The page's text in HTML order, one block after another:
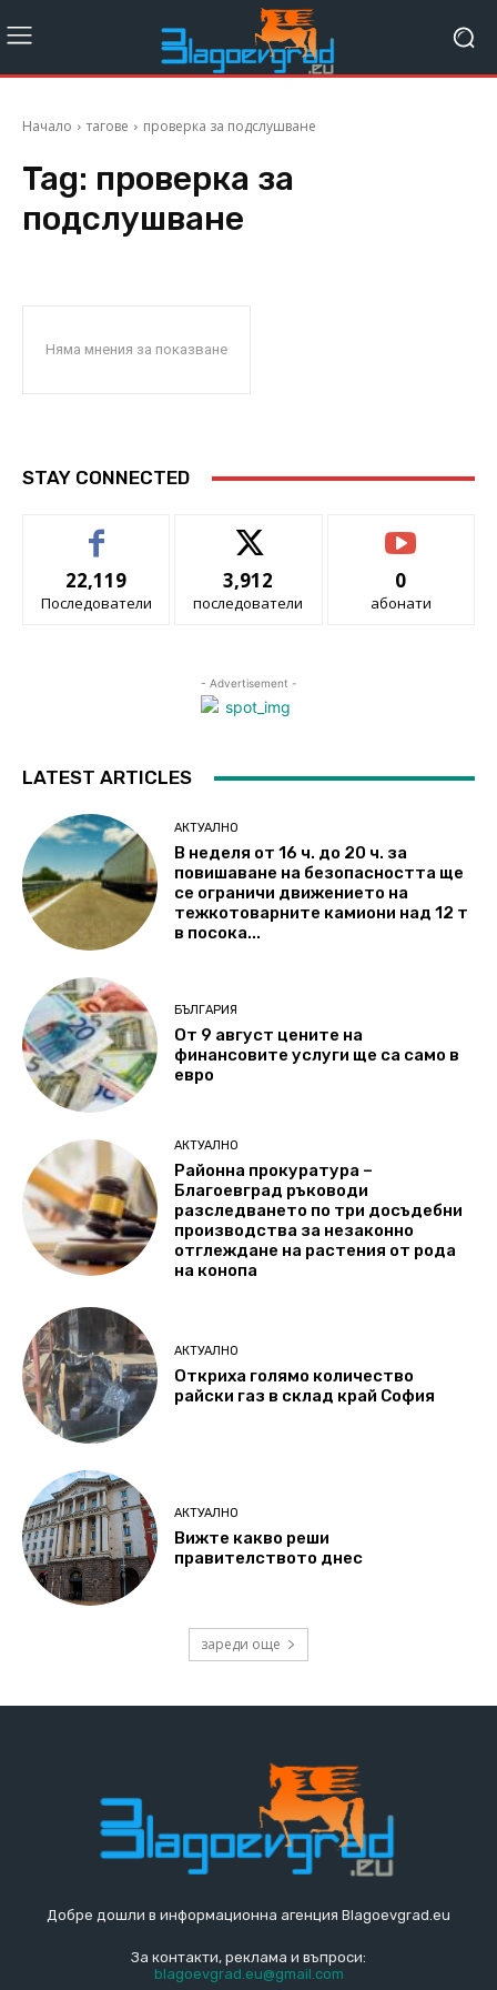
Начало тагове проверка за подслушване
Tag: проверка за
подслушване
Няма мнения за показване
STAY CONNECTED
22,119
Последователи
3,912
последователи
0
абонати
- Advertisement -
LATEST ARTICLES
АКТУАЛНО
В неделя от 16 ч. до 20 ч. за
повишаване на безопасността ще
се ограничи движението на
тежкотоварните камиони над 12 т
в посока...
БЪЛГАРИЯ
От 9 август цените на
финансовите услуги ще са само в
евро
АКТУАЛНО
Районна прокуратура –
Благоевград ръководи
разследването по три досъдебни
производства за незаконно
отглеждане на растения от рода
на конопа
АКТУАЛНО
Откриха голямо количество
райски газ в склад край София
АКТУАЛНО
Вижте какво реши
правителството днес
зареди още
Добре дошли в информационна агенция Blagoevgrad.eu
За контакти, реклама и въпроси:
blagoevgrad.eu@gmail.com